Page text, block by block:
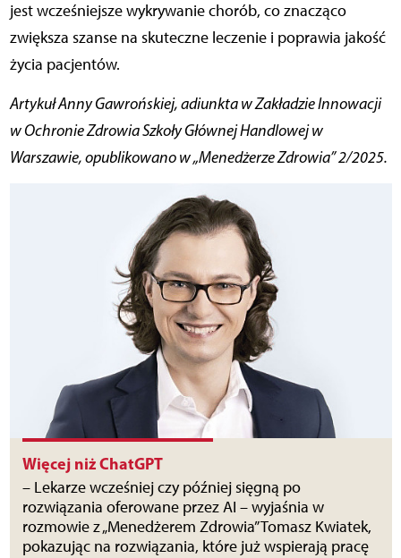
jest wcześniejsze wykrywanie chorób, co znacząco
zwiększa szanse na skuteczne leczenie i poprawia jakość
życia pacjentów.
Artykuł Anny Gawrońskiej, adiunkta w Zakładzie Innowacji
w Ochronie Zdrowia Szkoły Głównej Handlowej w
Warszawie,opublikowano w „Menedżerze Zdrowia” 2/2025.
Więcej niż ChatGPT
– Lekarze wcześniej czy później sięgną po
rozwiązania oferowane przez AI – wyjaśnia w
rozmowie z „Menedżerem Zdrowia” Tomasz Kwiatek,
pokazując na rozwiązania, które już wspierają pracę